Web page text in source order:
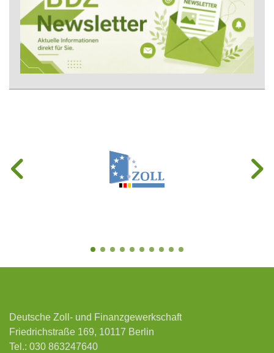
Deutsche Zoll- und Finanzgewerkschaft
Friedrichstraße 169, 10117 Berlin
Tel.: 030 863247640